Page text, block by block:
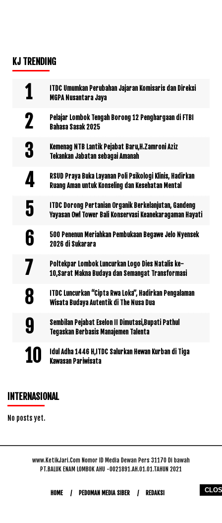
KJ TRENDING
ITDC Umumkan Perubahan Jajaran Komisaris dan Direksi
MGPA Nusantara Jaya
Pelajar Lombok Tengah Borong 12 Penghargaan di FTBI
Bahasa Sasak 2025
Kemenag NTB Lantik Pejabat Baru,H.Zamroni Aziz
Tekankan Jabatan sebagai Amanah
RSUD Praya Buka Layanan Poli Psikologi Klinis, Hadirkan
Ruang Aman untuk Konseling dan Kesehatan Mental
ITDC Dorong Pertanian Organik Berkelanjutan, Gandeng
Yayasan Owl Tower Bali Konservasi Keanekaragaman Hayati
500 Penenun Meriahkan Pembukaan Begawe Jelo Nyensek
2026 di Sukarara
Poltekpar Lombok Luncurkan Logo Dies Natalis ke-
10,Sarat Makna Budaya dan Semangat Transformasi
ITDC Luncurkan “Cipta Rwa Loka”, Hadirkan Pengalaman
Wisata Budaya Autentik di The Nusa Dua
Sembilan Pejabat Eselon II Dimutasi,Bupati Pathul
Tegaskan Berbasis Manajemen Talenta
Idul Adha 1446 H,ITDC Salurkan Hewan Kurban di Tiga
Kawasan Pariwisata
INTERNASIONAL
No posts yet.
www.KetikJari.Com Nomor ID Media Dewan Pers 31170 Di bawah
PT.BALUK ENAM LOMBOK AHU -0021891.AH.01.01.TAHUN 2021
HOME PEDOMAN MEDIA SIBER REDAKSI